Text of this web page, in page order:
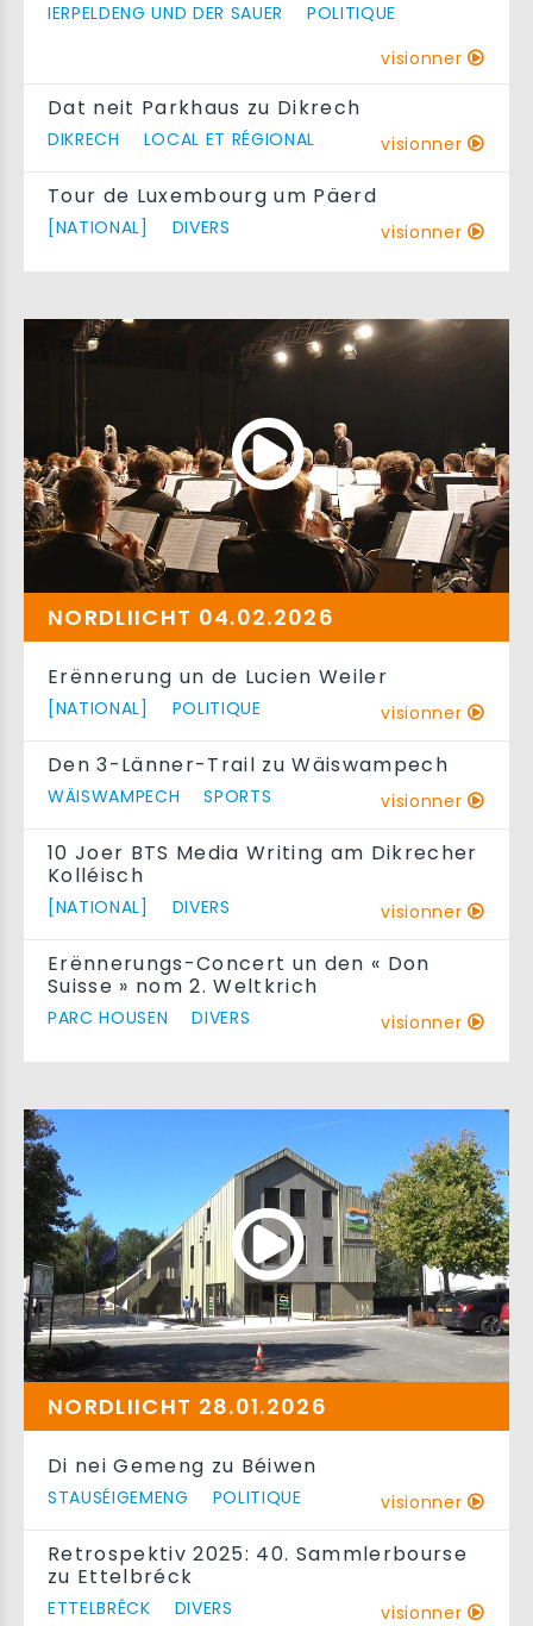
IERPELDENG UND DER SAUER
POLITIQUE
visionner
Dat neit Parkhaus zu Dikrech
DIKRECH LOCAL ET RÉGIONAL visionner
Tour de Luxembourg um Päerd
[NATIONAL] DIVERS visionner
NORDLIICHT 04.02.2026
Erënnerung un de Lucien Weiler
[NATIONAL] POLITIQUE visionner
Den 3-Länner-Trail zu Wäiswampech
WÄISWAMPECH SPORTS visionner
10 Joer BTS Media Writing am Dikrecher
Kolléisch
[NATIONAL] DIVERS visionner
Erënnerungs-Concert un den « Don
Suisse » nom 2. Weltkrich
PARC HOUSEN DIVERS visionner
NORDLIICHT 28.01.2026
Di nei Gemeng zu Béiwen
STAUSÉIGEMENG POLITIQUE visionner
Retrospektiv 2025: 40. Sammlerbourse
zu Ettelbréck
ETTELBRÉCK DIVERS visionner